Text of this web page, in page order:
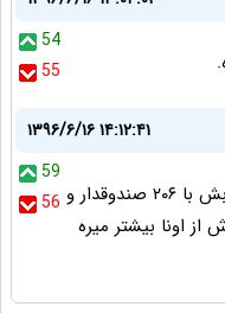
54
55
۱۳۹۶/۶/۱۶ ۱۴:۱۲:۴۱
59
56 پیام جان تیبا اگه سرحال باشه شتابش با ۲۰۶ صندوقدار و
از اونا بیشتر میره